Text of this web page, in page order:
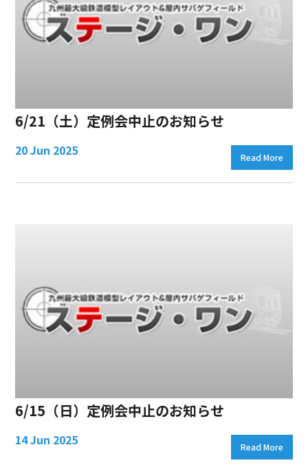
6/21（土）定例会中止のお知らせ
20 Jun 2025 Read More
6/15（日）定例会中止のお知らせ
14 Jun 2025 Read More